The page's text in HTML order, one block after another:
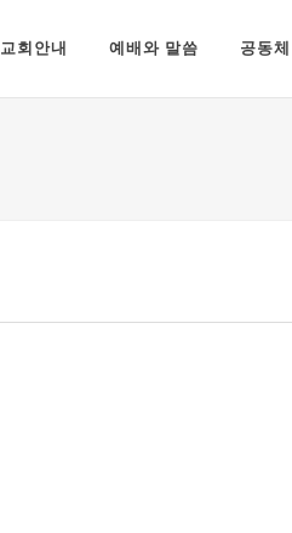
교회안내 예배와 말씀 공동체